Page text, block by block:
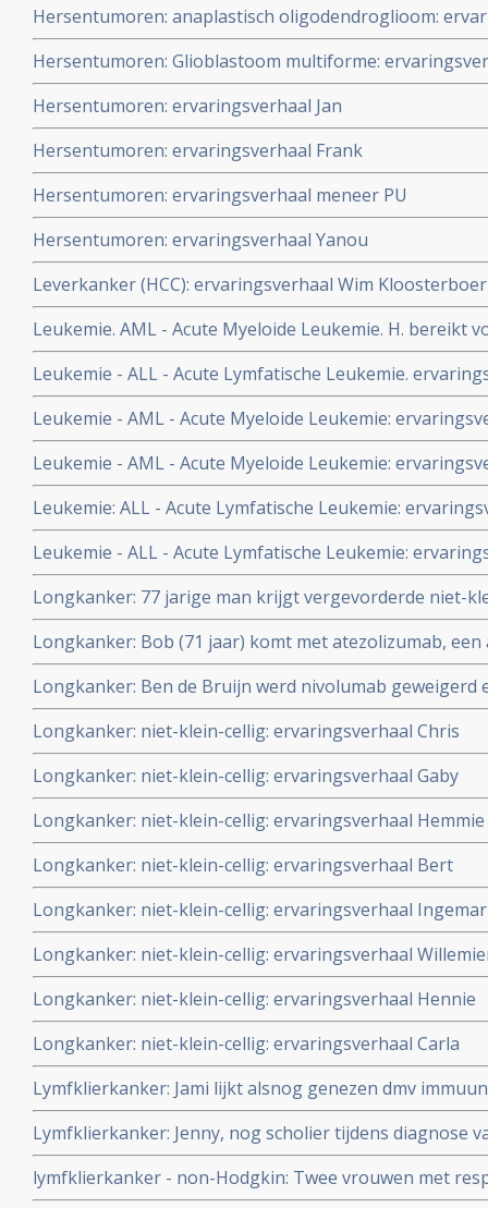
Hersentumoren: anaplastisch oligodendroglioom:
Hersentumoren: Glioblastoom multiforme:
Hersentumoren: ervaringsverhaal Jan
Hersentumoren: ervaringsverhaal Frank
Hersentumoren: ervaringsverhaal meneer PU
Hersentumoren: ervaringsverhaal Yanou
Leverkanker (HCC): ervaringsverhaal Wim Kloosterboer
Leukemie. AML - Acute Myeloide Leukemie. H. bereikt
Myeloide Leukemie na chemokuren met Vidaza en
Metavo.
Leukemie - ALL - Acute Lymfatische Leukemie.
Leukemie - AML - Acute Myeloide Leukemie:
Leukemie - AML - Acute Myeloide Leukemie:
een partner
Leukemie: ALL - Acute Lymfatische Leukemie:
Leukemie - ALL - Acute Lymfatische Leukemie:
Longkanker: 77 jarige man krijgt vergevorderde niet-
controle met GC-Maf + Ultra Sound behandelingen +
vorm van hyperthermie en bereikt duurzame stabiele
Longkanker: Bob (71 jaar) komt met atezolizumab,
remissie van zwaar voorbehandelde uitgezaaide niet
al 4 jaar kankervrij
Longkanker: Ben de Bruijn werd nivolumab geweigerd
2015. Bekijk hier zijn laatste wens
Longkanker: niet-klein-cellig: ervaringsverhaal Chris
Longkanker: niet-klein-cellig: ervaringsverhaal Gaby
Longkanker: niet-klein-cellig: ervaringsverhaal Hemmie
Longkanker: niet-klein-cellig: ervaringsverhaal Bert
Longkanker: niet-klein-cellig: ervaringsverhaal
Longkanker: niet-klein-cellig: ervaringsverhaal
Longkanker: niet-klein-cellig: ervaringsverhaal Hennie
Longkanker: niet-klein-cellig: ervaringsverhaal Carla
Lymfklierkanker: Jami lijkt alsnog genezen dmv
immuuntherapie van haar zwaar voorbehandelde
(non-Hodgkin)
Lymfklierkanker: Jenny, nog scholier tijdens diagnose
later genezen met immuuntherapie
lymfklierkanker - non-Hodgkin: Twee vrouwen met
eierstokkanker kiezen bewust voor geen chemo maar